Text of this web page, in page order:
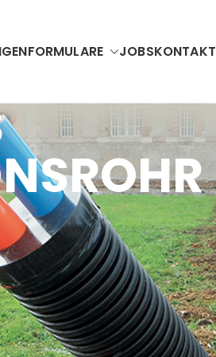
FORMULARE JOBSKONTAKT